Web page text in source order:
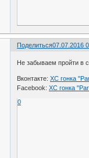
Поделиться07.07.2016
Не забываем пройти в
Вконтакте:ХС гонка
Facebook:ХС гонка
0